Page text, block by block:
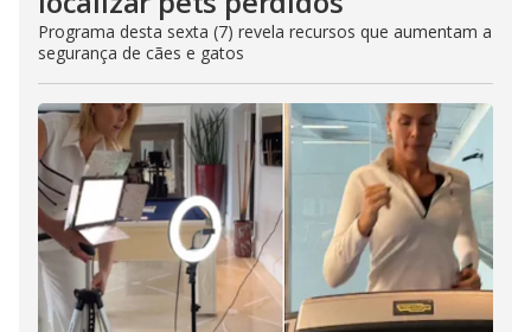
Programa desta sexta (7) revela recursos que aumentam a
segurança de cães e gatos